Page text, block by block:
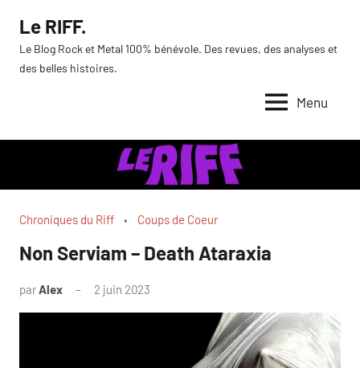
contenu
Le RIFF.
Le Blog Rock et Metal 100% bénévole. Des revues, des analyses et
des belles histoires.
Menu
Chroniques du Riff Coups de Coeur
Non Serviam – Death Ataraxia
parAlex 2 juin 2023